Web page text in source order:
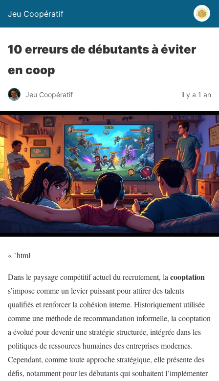
Jeu Coopératif
10 erreurs de débutants à éviter
en coop
Jeu Coopératif il y a 1 an
« `html
Dans le paysage compétitif actuel du recrutement, la cooptation
s’impose comme un levier puissant pour attirer des talents
qualifiés et renforcer la cohésion interne. Historiquement utilisée
comme une méthode de recommandation informelle, la cooptation
a évolué pour devenir une stratégie structurée, intégrée dans les
politiques de ressources humaines des entreprises modernes.
Cependant, comme toute approche stratégique, elle présente des
défis, notamment pour les débutants qui souhaitent l’implémenter